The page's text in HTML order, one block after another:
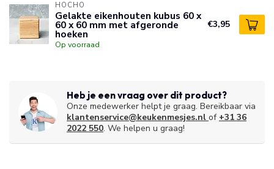
HOCHO
Gelakte eikenhouten kubus 60 x
60 x 60 mm met afgeronde
hoeken
Op voorraad
€3,95
Heb je een vraag over dit product?
Onze medewerker helpt je graag. Bereikbaar via
klantenservice@keukenmesjes.nl of +31 36
2022 550. We helpen u graag!